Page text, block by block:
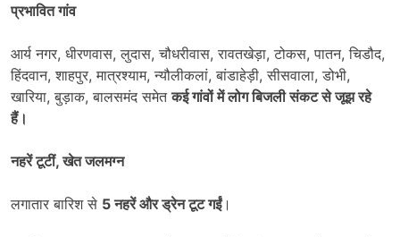
प्रभावित गांव
आर्य नगर, धीरणवास, लुदास, चौधरीवास, रावतखेड़ा, टोकस, पातन, चिडौद,
हिंदवान, शाहपुर, मात्रश्याम, न्यौलीकलां, बांडाहेड़ी, सीसवाला, डोभी,
खारिया, बुड़ाक, बालसमंद समेतकई गांवों में लोग बिजली संकट से जूझ रहे
हैं।
नहरें टूटीं,खेत जलमग्न
लगातार बारिश से 5नहरें और ड्रेन टूट गईं।